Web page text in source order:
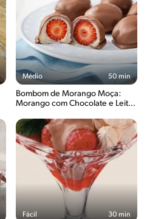
Médio 50 min
Bombom de Morango Moça:
Morango com Chocolate e Leite
Fácil 30 min